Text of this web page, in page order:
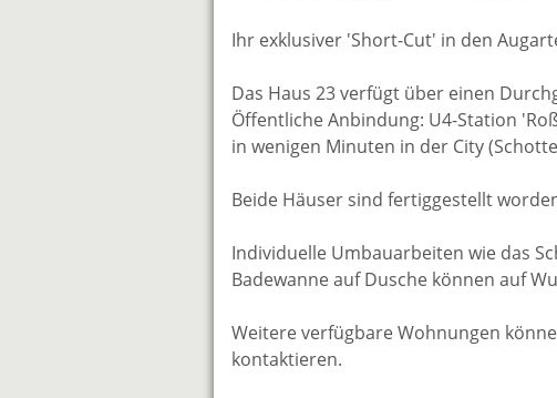
Ihr exklusiver 'Short-Cut' in den
Das Haus 23 verfügt über einen
Öffentliche Anbindung: U4-Station
in wenigen Minuten in der City
Beide Häuser sind fertiggestellt
Individuelle Umbauarbeiten wie das
Badewanne auf Dusche können auf
Weitere verfügbare Wohnungen
kontaktieren.